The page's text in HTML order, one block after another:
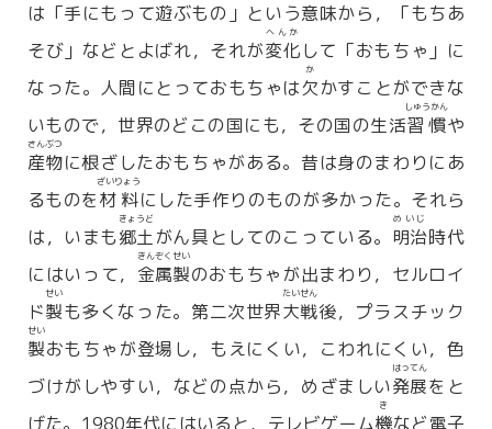
は「手にもって遊ぶもの」という意味から，「もちあ
そび」などとよばれ，それが変化
へんか
して「おもちゃ」に
なった。人間にとっておもちゃは欠
か
かすことができな
いもので，世界のどこの国にも，その国の生活習慣
しゅうかん
や
産物
さんぶつ
に根ざしたおもちゃがある。昔は身のまわりにあ
るものを材料
ざいりょう
にした手作りのものが多かった。それら
は，いまも郷土
きょうど
がん具としてのこっている。 明治
めいじ
時代
にはいって， 金属製
きんぞくせい
のおもちゃが出まわり，セルロイ
ド製
せい
も多くなった。第二次世界大戦
たいせん
後，プラスチック
製
せい
おもちゃが登場し，もえにくい，こわれにくい，色
づけがしやすい，などの点から，めざましい発展
はってん
をと
げた。1980年代にはいると，テレビゲーム機
き
など電子